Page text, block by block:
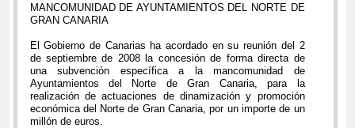
MANCOMUNIDAD DE AYUNTAMIENTOS DEL NORTE DE
GRAN CANARIA
El Gobierno de Canarias ha acordado en su reunión del 2
de septiembre de 2008 la concesión de forma directa de
una subvención específica a la mancomunidad de
Ayuntamientos del Norte de Gran Canaria, para la
realización de actuaciones de dinamización y promoción
económica del Norte de Gran Canaria, por un importe de un
millón de euros.